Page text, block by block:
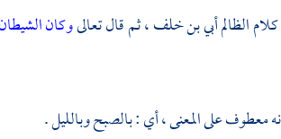
أبي بن خلف ،ثم قال تعالىوكان